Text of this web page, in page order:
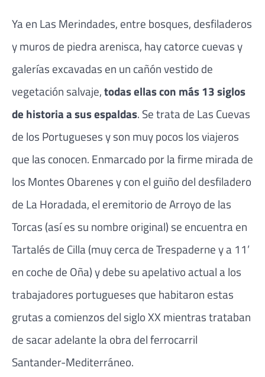
Ya en Las Merindades, entre bosques, desfiladeros
y muros de piedra arenisca, hay catorce cuevas y
galerías excavadas en un cañón vestido de
vegetación salvaje,todas ellas con más 13 siglos
de historia a sus espaldas. Se trata de Las Cuevas
de los Portugueses y son muy pocos los viajeros
que las conocen. Enmarcado por la firme mirada de
los Montes Obarenes y con el guiño del desfiladero
de La Horadada, el eremitorio de Arroyo de las
Torcas (así es su nombre original) se encuentra en
Tartalés de Cilla (muy cerca de Trespaderne y a 11’
en coche de Oña) y debe su apelativo actual a los
trabajadores portugueses que habitaron estas
grutas a comienzos del siglo XX mientras trataban
de sacar adelante la obra del ferrocarril
Santander-Mediterráneo.